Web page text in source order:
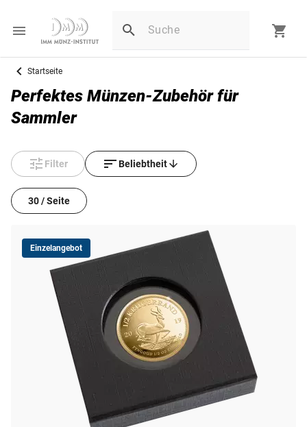
Startseite
Perfektes Münzen-Zubehör für
Sammler
Filter Beliebtheit
30 / Seite
Einzelangebot